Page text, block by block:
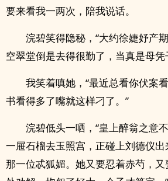
要来看我一两次，陪我说话。
浣碧笑得隐秘，“大约徐婕妤产
空翠堂倒是去得很勤了，当真是母凭
我笑着嗔她，“最近总看你伏案
书看得多了嘴就这样刁了。”
浣碧低头一哂，“皇上醉翁之意
一屉石榴去玉照宫，正碰上刘德仪
那一位忒狐媚。她又要忍着赤芍，